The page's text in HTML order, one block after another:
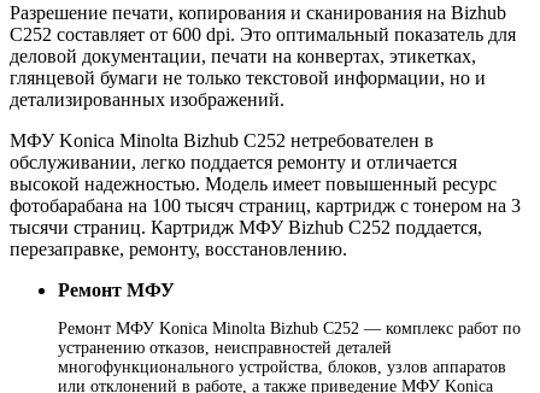
Разрешение печати, копирования и сканирования на Bizhub
C252 составляет от 600 dpi. Это оптимальный показатель для
деловой документации, печати на конвертах, этикетках,
глянцевой бумаги не только текстовой информации, но и
детализированных изображений.
МФУ Konica Minolta Bizhub C252 нетребователен в
обслуживании, легко поддается ремонту и отличается
высокой надежностью. Модель имеет повышенный ресурс
фотобарабана на 100 тысяч страниц, картридж с тонером на 3
тысячи страниц. Картридж МФУ Bizhub C252 поддается,
перезаправке, ремонту, восстановлению.
Ремонт МФУ
Ремонт МФУ Konica Minolta Bizhub C252 — комплекс работ по
устранению отказов, неисправностей деталей
многофункционального устройства, блоков, узлов аппаратов
или отклонений в работе, а также приведение МФУ Konica